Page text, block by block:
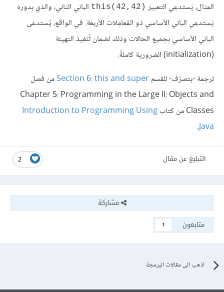
المثال، يَستدعِي التعبير this(42,42)‎ الباني الثاني، والذي بدوره
يَستدعِي الباني الأساسي ذو المُعامِلات الأربعة. في الواقع، يُستدعَى
الباني الأساسي بجميع الحالات وذلك لضمان تَّنْفيذ التهيئة
(initialization) الضرورية كاملةً.
ترجمة -بتصرّف- للقسمSection 6: this and superمن فصل
Chapter 5: Programming in the Large II: Objects and
Classes من كتاب
Introduction to Programming Using
Java
.
2 التبليغ عن مقال
مشاركة
متابعون
1
اذهب الى مقالات البرمجة